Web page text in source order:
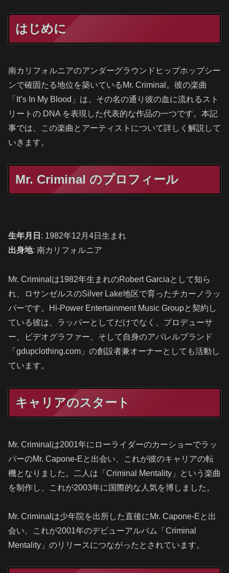
はじめに
南カリフォルニアのアンダーグラウンドヒップホップシー
ンで確固たる地位を築いているMr. Criminal。彼の楽曲
「It’s In My Blood」は、その名の通り彼の血に流れるスト
リートの DNA を表現した代表的な作品の一つです。本記
事では、この楽曲とアーティストについて詳しく解説して
いきます。
Mr. Criminal のプロフィール
生年月日 : 1982年12月4日生まれ
出身地: 南カリフォルニア
Mr. Criminalは1982年生まれのRobert Garciaとして知ら
れ、ロサンゼルスのSilver Lake地区で育ったチカーノラッ
パーです。Hi-Power Entertainment Music Groupと契約し
ている彼は、ラッパーとしてだけでなく、プロデューサ
ー、ビデオグラファー、そして自身のアパレルブランド
「gdupclothing.com」の創設者兼オーナーとしても活動し
ています。
キャリアのスタート
Mr. Criminalは2001年にローライダーのカーショーでラッ
パーのMr. Capone-Eと出会い、これが彼のキャリアの転
機となりました。二人は「Criminal Mentality」という楽曲
を制作し、これが2003年に国際的な人気を博しました。
Mr. Criminalは少年院を出所した直後にMr. Capone-Eと出
会い、これが2001年のデビューアルバム「Criminal
Mentality」のリリースにつながったとされています。